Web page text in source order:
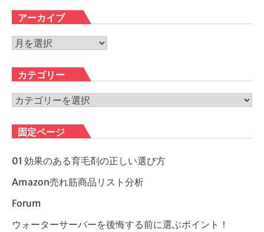
アーカイブ
ア
カ
イ
ブ
カテゴリー
カ
ゴ
リ
ー
固定ページ
01 効果のある育毛剤の正しい選び方
Amazon売れ筋商品リスト分析
Forum
ウォーターサーバーを後悔する前に選ぶポイント！